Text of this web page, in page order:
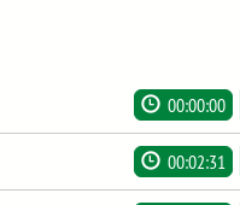
00:00:00
00:02:31